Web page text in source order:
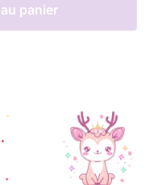
panier